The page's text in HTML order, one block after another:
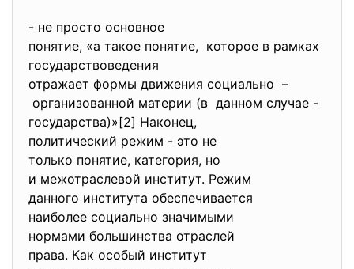
- не просто основное
понятие, «а такое понятие, которое в рамках
государствоведения
отражает формы движения социально –
организованной материи (в данном случае -
государства)»[2] Наконец,
политический режим - это не
только понятие, категория, но
и межотраслевой институт. Режим
данного института обеспечивается
наиболее социально значимыми
нормами большинства отраслей
права. Как особый институт